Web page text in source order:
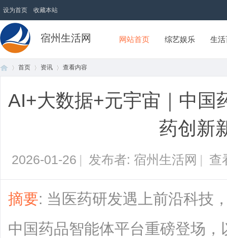
设为首页 收藏本站
宿州生活网 网站首页 综艺娱乐 生
首页 资讯
›
查看内容
AI+大数据+元宇宙｜中国
药创新
2026-01-26 | 发布者: 宿州生活网 | 查
摘要: 当医药研发遇上前沿科技
中国药品智能体平台重磅登场